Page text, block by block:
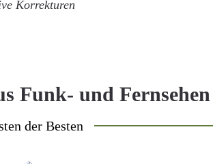
Korrekturen
Funk- und Fernsehen
der Besten